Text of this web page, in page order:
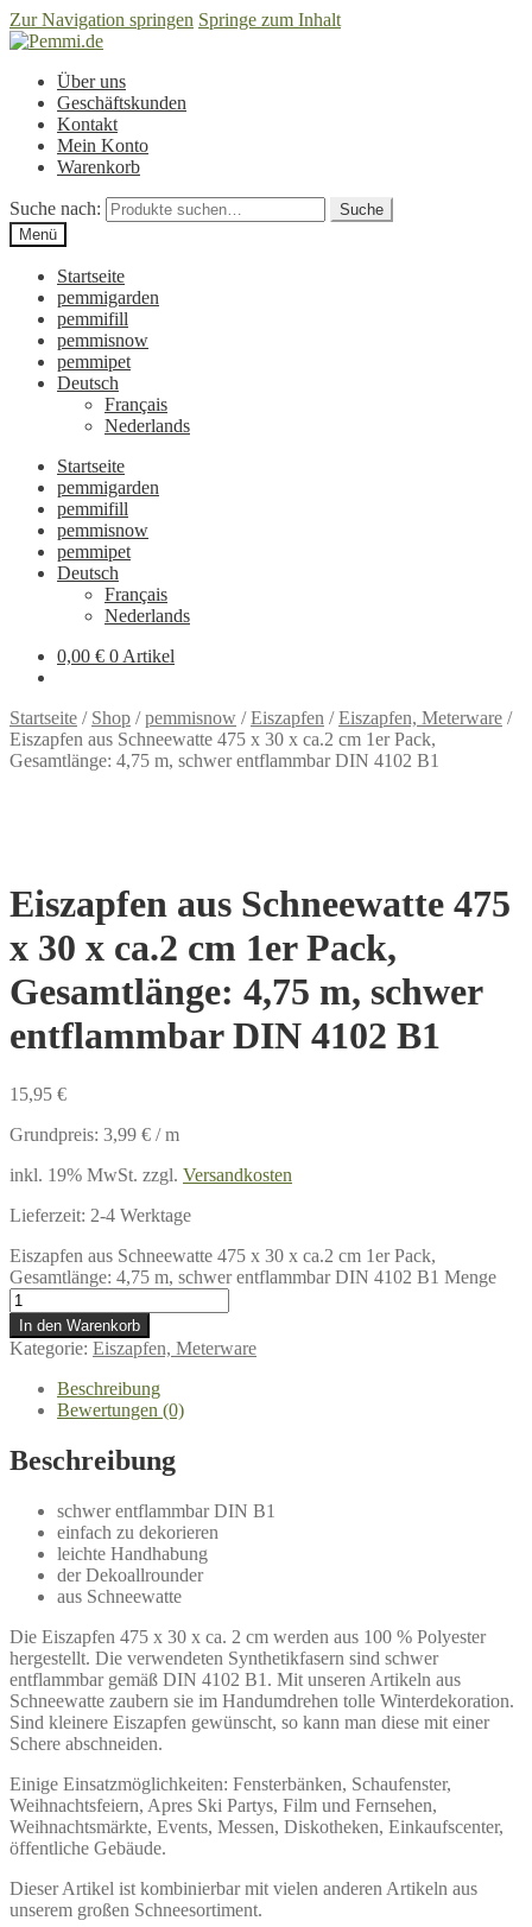
Zur Navigation springen Springe zum Inhalt
Über uns
Geschäftskunden
Kontakt
Mein Konto
Warenkorb
Suche nach:
Suche
Menü
Startseite
pemmigarden
pemmifill
pemmisnow
pemmipet
Deutsch
Français
Nederlands
Startseite
pemmigarden
pemmifill
pemmisnow
pemmipet
Deutsch
Français
Nederlands
0,00 € 0 Artikel
Startseite / Shop /pemmisnow /Eiszapfen /Eiszapfen, Meterware /
Eiszapfen aus Schneewatte 475 x 30 x ca.2 cm 1er Pack,
Gesamtlänge: 4,75 m, schwer entflammbar DIN 4102 B1
Eiszapfen aus Schneewatte 475
x 30 x ca.2 cm 1er Pack,
Gesamtlänge: 4,75 m, schwer
entflammbar DIN 4102 B1
15,95 €
Grundpreis: 3,99 € /m
inkl. 19% MwSt. zzgl. Versandkosten
Lieferzeit: 2-4 Werktage
Eiszapfen aus Schneewatte 475 x 30 x ca.2 cm 1er Pack,
Gesamtlänge: 4,75 m, schwer entflammbar DIN 4102 B1 Menge
In den Warenkorb
Kategorie: Eiszapfen, Meterware
Beschreibung
Bewertungen (0)
Beschreibung
schwer entflammbar DIN B1
einfach zu dekorieren
leichte Handhabung
der Dekoallrounder
aus Schneewatte
Die Eiszapfen 475 x 30 x ca. 2 cm werden aus 100 % Polyester
hergestellt. Die verwendeten Synthetikfasern sind schwer
entflammbar gemäß DIN 4102 B1. Mit unseren Artikeln aus
Schneewatte zaubern sie im Handumdrehen tolle Winterdekoration.
Sind kleinere Eiszapfen gewünscht, so kann man diese mit einer
Schere abschneiden.
Einige Einsatzmöglichkeiten: Fensterbänken, Schaufenster,
Weihnachtsfeiern, Apres Ski Partys, Film und Fernsehen,
Weihnachtsmärkte, Events, Messen, Diskotheken, Einkaufscenter,
öffentliche Gebäude.
Dieser Artikel ist kombinierbar mit vielen anderen Artikeln aus
unserem großen Schneesortiment.